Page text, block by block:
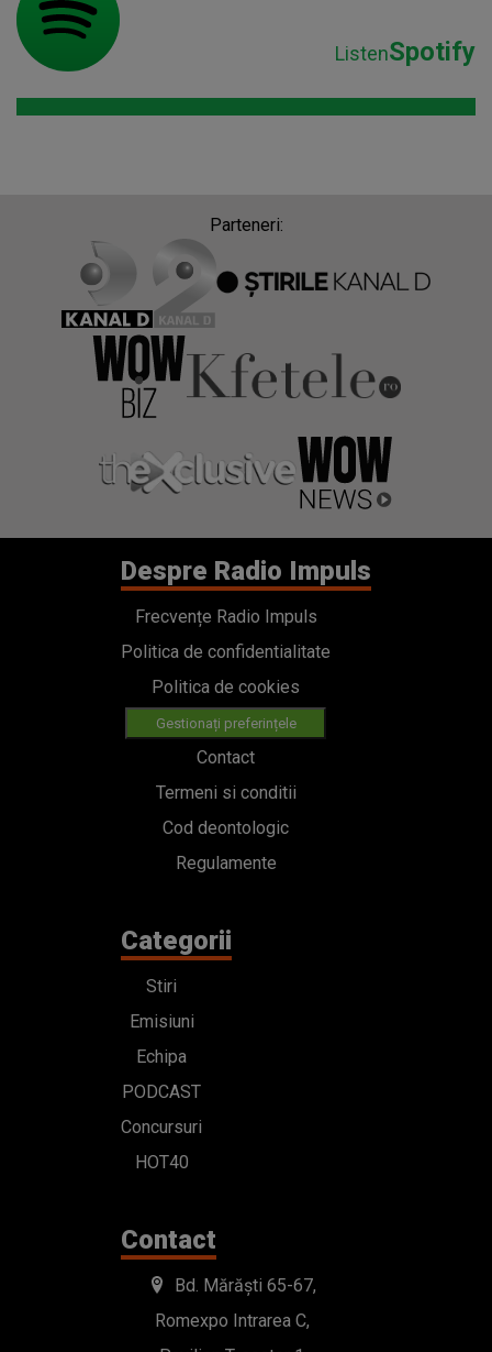
ListenSpotify
Parteneri:
Despre Radio Impuls
Frecvențe Radio Impuls
Politica de confidentialitate
Politica de cookies
Gestionați preferințele
Contact
Termeni si conditii
Cod deontologic
Regulamente
Categorii
Stiri
Emisiuni
Echipa
PODCAST
Concursuri
HOT40
Contact
Bd. Mărăști 65-67,
Romexpo Intrarea C,